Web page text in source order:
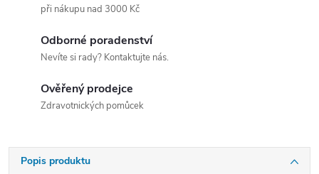
při nákupu nad 3000 Kč
Odborné poradenství
Nevíte si rady? Kontaktujte nás.
Ověřený prodejce
Zdravotnických pomůcek
Popis produktu